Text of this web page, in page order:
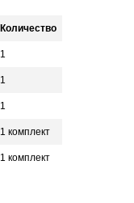
Количество
1
1
1
1 комплект
1 комплект